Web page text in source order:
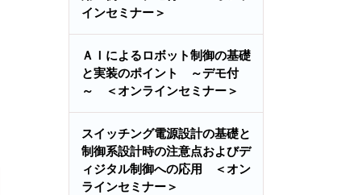
インセミナー＞
ＡＩによるロボット制御の基礎
と実装のポイント ～デモ付
～ ＜オンラインセミナー＞
スイッチング電源設計の基礎と
制御系設計時の注意点およびデ
ィジタル制御への応用 ＜オン
ラインセミナー＞